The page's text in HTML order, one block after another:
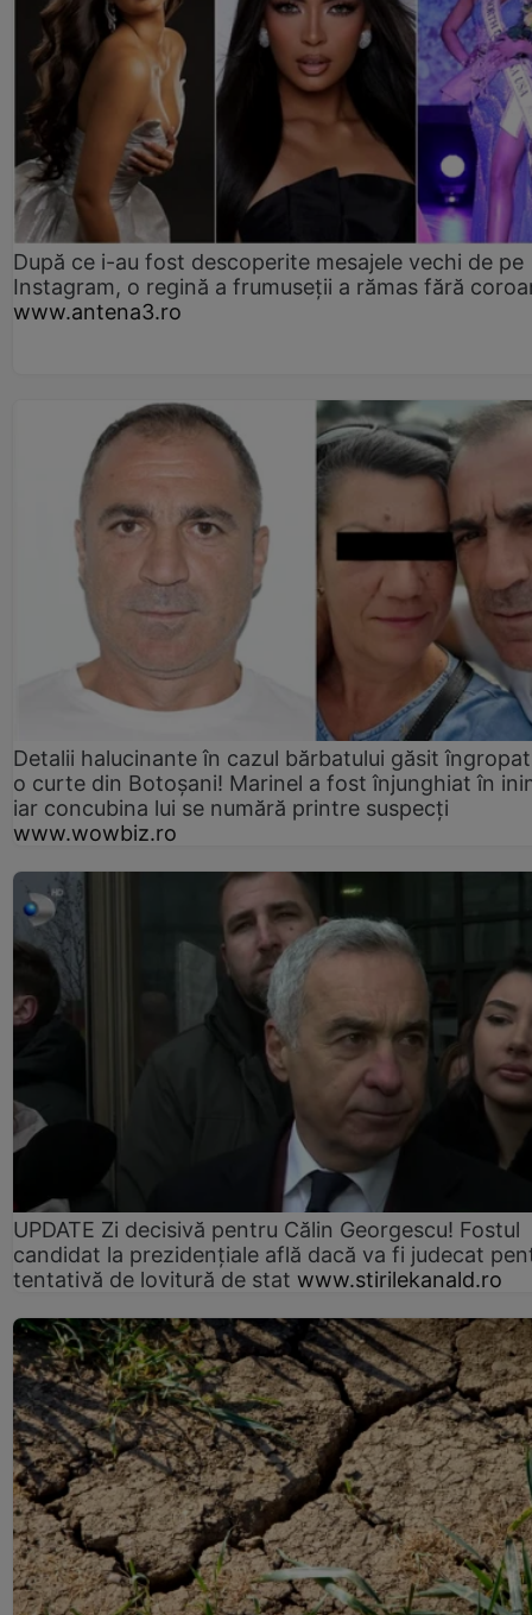
După ce i-au fost descoperite mesajele vechi de pe
Instagram, o regină a frumuseții a rămas fără
www.antena3.ro
Detalii halucinante în cazul bărbatului găsit
o curte din Botoșani! Marinel a fost înjunghiat în
iar concubina lui se numără printre suspecți
www.wowbiz.ro
UPDATE Zi decisivă pentru Călin Georgescu! Fostul
candidat la prezidențiale află dacă va fi judecat
tentativă de lovitură de stat www.stirilekanald.ro